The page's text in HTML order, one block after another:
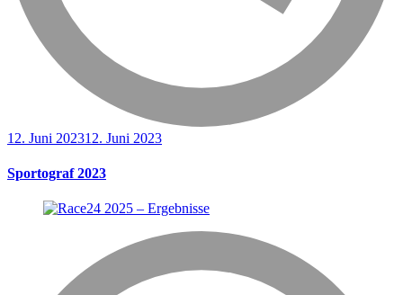
12. Juni 202312. Juni 2023
Sportograf 2023